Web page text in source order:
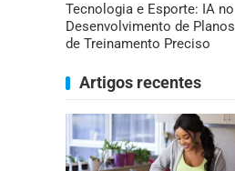
Tecnologia e Esporte: IA no
Desenvolvimento de Planos
de Treinamento Preciso
Artigos recentes